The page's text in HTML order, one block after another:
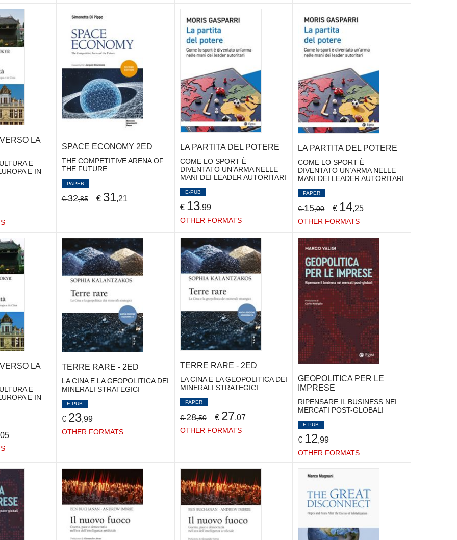
LA
E
E IN
SPACE ECONOMY 2ED
THE COMPETITIVE ARENA OF
THE FUTURE
PAPER
€32,85 € 31,21
LA PARTITA DEL POTERE
COME LO SPORT È
DIVENTATO UN’ARMA NELLE
MANI DEI LEADER AUTORITARI
E-PUB
€ 13,99
OTHER FORMATS
LA PARTITA DEL POTERE
COME LO SPORT È
DIVENTATO UN’ARMA NELLE
MANI DEI LEADER AUTORITARI
PAPER
€15,00 € 14,25
OTHER FORMATS
LA
E
E IN
TERRE RARE - 2ED
LA CINA E LA GEOPOLITICA DEI
MINERALI STRATEGICI
E-PUB
€ 23,99
OTHER FORMATS
TERRE RARE - 2ED
LA CINA E LA GEOPOLITICA DEI
MINERALI STRATEGICI
PAPER
€28,50 € 27,07
OTHER FORMATS
GEOPOLITICA PER LE
IMPRESE
RIPENSARE IL BUSINESS NEI
MERCATI POST-GLOBALI
E-PUB
€ 12,99
OTHER FORMATS